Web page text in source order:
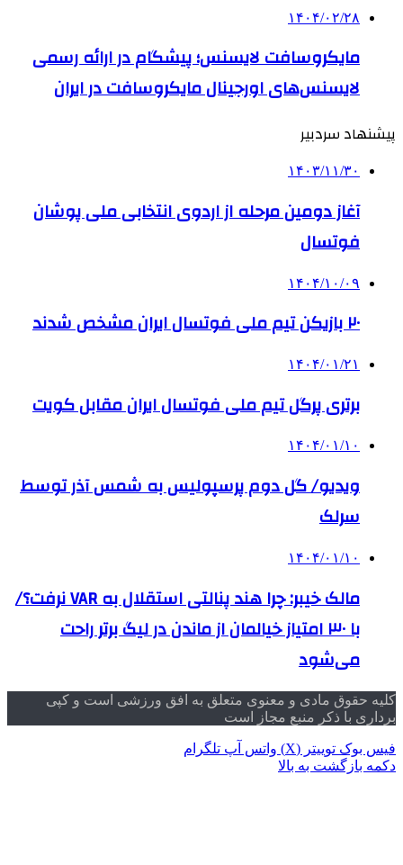
۱۴۰۴/۰۲/۲۸
مایکروسافت لایسنس؛ پیشگام در ارائه رسمی
لایسنس‌های اورجینال مایکروسافت در ایران
پیشنهاد سردبیر
۱۴۰۳/۱۱/۳۰
آغاز دومین مرحله از اردوی انتخابی ملی پوشان
فوتسال
۱۴۰۴/۱۰/۰۹
۲۰ بازیکن تیم ملی فوتسال ایران مشخص شدند
۱۴۰۴/۰۱/۲۱
برتری پرگل تیم ملی فوتسال ایران مقابل کویت
۱۴۰۴/۰۱/۱۰
ویدیو/ گل دوم پرسپولیس به شمس آذر توسط
سرلک
۱۴۰۴/۰۱/۱۰
مالک خیبر: چرا هند پنالتی استقلال به VAR نرفت؟/
با ۳۰ امتیاز خیالمان از ماندن در لیگ برتر راحت
می‌شود
کلیه حقوق مادی و معنوی متعلق به افق ورزشی است و کپی
برداری با ذکر منبع مجاز است
فیس بوک توییتر (X) واتس آپ تلگرام
دکمه بازگشت به بالا